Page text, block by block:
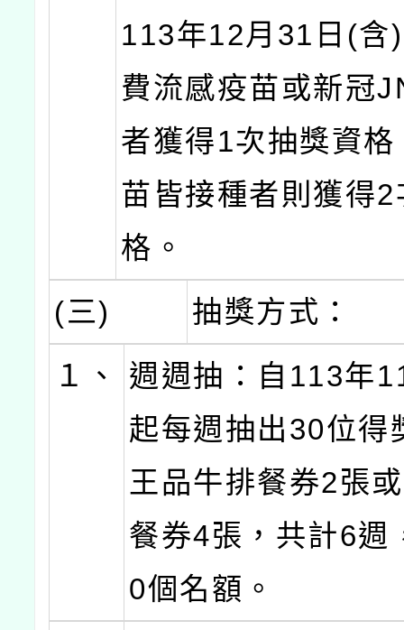
113年12月31日(含
費流感疫苗或新冠
者獲得1次抽獎資
苗皆接種者則獲得
格。
(三)
抽獎方式：
１、
週週抽：自113年
起每週抽出30位得
王品牛排餐券2張
餐券4張，共計6週
0個名額。